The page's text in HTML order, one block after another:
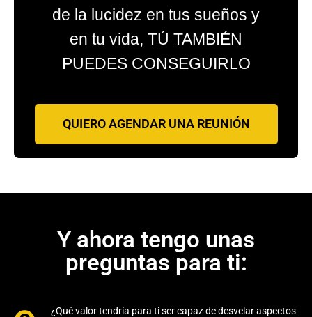
de la lucidez en tus sueños y
en tu vida, TÚ TAMBIÉN
PUEDES CONSEGUIRLO
QUIERO AGENDAR UNA REUNIÓN
Y ahora tengo unas
preguntas para ti:
¿Qué valor tendría para ti ser capaz de desvelar aspectos